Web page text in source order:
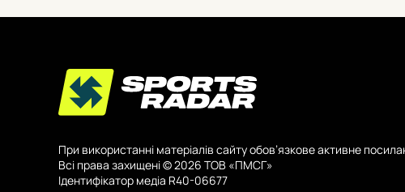
При використанні матеріалів сайту обов’язкове активне
Всі права захищені © 2026 ТОВ «ПМСГ»
Ідентифікатор медіа R40-06677